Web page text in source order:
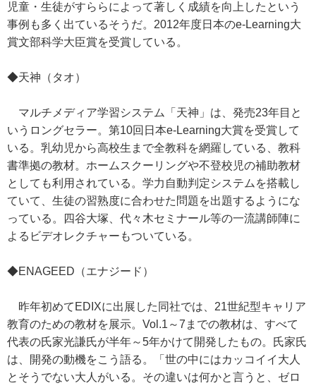
児童・生徒がすららによって著しく成績を向上したという
事例も多く出ているそうだ。2012年度日本のe-Learning大
賞文部科学大臣賞を受賞している。
◆天神（タオ）
マルチメディア学習システム「天神」は、発売23年目と
いうロングセラー。第10回日本e-Learning大賞を受賞して
いる。乳幼児から高校生まで全教科を網羅している、教科
書準拠の教材。ホームスクーリングや不登校児の補助教材
としても利用されている。学力自動判定システムを搭載し
ていて、生徒の習熟度に合わせた問題を出題するようにな
っている。四谷大塚、代々木セミナール等の一流講師陣に
よるビデオレクチャーもついている。
◆ENAGEED（エナジード）
昨年初めてEDIXに出展した同社では、21世紀型キャリア
教育のための教材を展示。Vol.1～7までの教材は、すべて
代表の氏家光謙氏が半年～5年かけて開発したもの。氏家氏
は、開発の動機をこう語る。「世の中にはカッコイイ大人
とそうでない大人がいる。その違いは何かと言うと、ゼロ